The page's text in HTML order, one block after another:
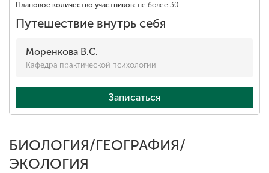
Плановое количество участников: не более 30
Путешествие внутрь себя
Моренкова В.С.
Кафедра практической психологии
Записаться
БИОЛОГИЯ/ГЕОГРАФИЯ/
ЭКОЛОГИЯ